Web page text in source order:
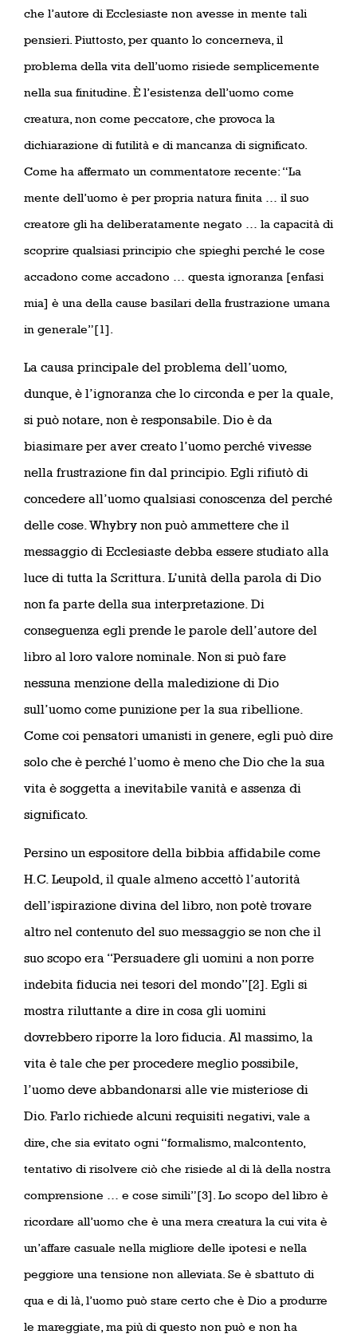
che l’autore di Ecclesiaste non avesse in mente tali
pensieri. Piuttosto, per quanto lo concerneva, il
problema della vita dell’uomo risiede semplicemente
nella sua finitudine. È l’esistenza dell’uomo come
creatura, non come peccatore, che provoca la
dichiarazione di futilità e di mancanza di significato.
Come ha affermato un commentatore recente: “La
mente dell’uomo è per propria natura finita … il suo
creatore gli ha deliberatamente negato … la capacità di
scoprire qualsiasi principio che spieghi perché le cose
accadono come accadono … questa ignoranza [enfasi
mia] è una della cause basilari della frustrazione umana
in generale”[1].
La causa principale del problema dell’uomo,
dunque, è l’ignoranza che lo circonda e per la quale,
si può notare, non è responsabile. Dio è da
biasimare per aver creato l’uomo perché vivesse
nella frustrazione fin dal principio. Egli rifiutò di
concedere all’uomo qualsiasi conoscenza del perché
delle cose. Whybry non può ammettere che il
messaggio di Ecclesiaste debba essere studiato alla
luce di tutta la Scrittura. L’unità della parola di Dio
non fa parte della sua interpretazione. Di
conseguenza egli prende le parole dell’autore del
libro al loro valore nominale. Non si può fare
nessuna menzione della maledizione di Dio
sull’uomo come punizione per la sua ribellione.
Come coi pensatori umanisti in genere, egli può dire
solo che è perché l’uomo è meno che Dio che la sua
vita è soggetta a inevitabile vanità e assenza di
significato.
Persino un espositore della bibbia affidabile come
H.C. Leupold, il quale almeno accettò l’autorità
dell’ispirazione divina del libro, non potè trovare
altro nel contenuto del suo messaggio se non che il
suo scopo era “Persuadere gli uomini a non porre
indebita fiducia nei tesori del mondo”[2]. Egli si
mostra riluttante a dire in cosa gli uomini
dovrebbero riporre la loro fiducia. Al massimo, la
vita è tale che per procedere meglio possibile,
l’uomo deve abbandonarsi alle vie misteriose di
Dio. Farlo richiede alcuni requisiti negativi, vale a
dire, che sia evitato ogni “formalismo, malcontento,
tentativo di risolvere ciò che risiede al di là della nostra
comprensione … e cose simili”[3]. Lo scopo del libro è
ricordare all’uomo che è una mera creatura la cui vita è
un’affare casuale nella migliore delle ipotesi e nella
peggiore una tensione non alleviata. Se è sbattuto di
qua e di là, l’uomo può stare certo che è Dio a produrre
le mareggiate, ma più di questo non può e non ha